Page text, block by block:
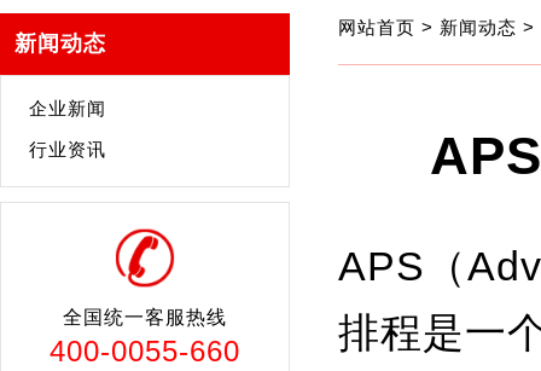
新闻动态
企业新闻
行业资讯
全国统一客服热线
400-0055-660
网站首页 > 新闻动态 >
APS（
排程是一